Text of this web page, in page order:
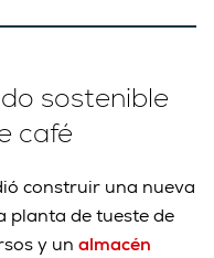
sostenible
café
construir una nueva
planta de tueste de
y un almacén